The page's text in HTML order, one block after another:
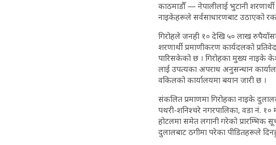
काठमाडौँ — नेपालीलाई भुटानी
नाइकेहरूले सर्वसाधारणबाट उठाएको
गिरोहले जनही १० देखि ५० लाख
शरणार्थी प्रमाणीकरण कार्यदलको
पारिसकेको छ । गिरोहका मुख्य नाइके
लाई उपत्यका अपराध अनुसन्धान
वकिलको कार्यालयमा बयान जारी छ ।
संकलित प्रमाणमा गिरोहका नाइके
पथरी-शनिश्चरे नगरपालिका, वडा नं.
होटलमा समेत लगानी गरेको प्रारम्भिक
दुलालबाट ठगीमा परेका पीडितहरूले